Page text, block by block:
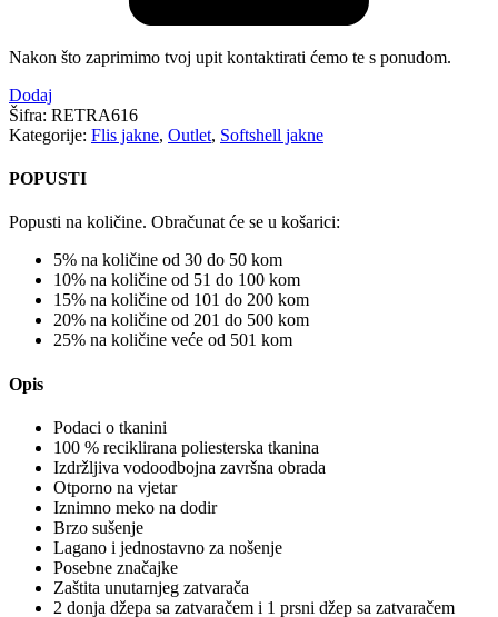
Nakon što zaprimimo tvoj upit kontaktirati ćemo te s ponudom.
Dodaj
Šifra: RETRA616
Kategorije: Flis jakne, Outlet, Softshell jakne
POPUSTI
Popusti na količine. Obračunat će se u košarici:
5% na količine od 30 do 50 kom
10% na količine od 51 do 100 kom
15% na količine od 101 do 200 kom
20% na količine od 201 do 500 kom
25% na količine veće od 501 kom
Opis
Podaci o tkanini
100 % reciklirana poliesterska tkanina
Izdržljiva vodoodbojna završna obrada
Otporno na vjetar
Iznimno meko na dodir
Brzo sušenje
Lagano i jednostavno za nošenje
Posebne značajke
Zaštita unutarnjeg zatvarača
2 donja džepa sa zatvaračem i 1 prsni džep sa zatvaračem